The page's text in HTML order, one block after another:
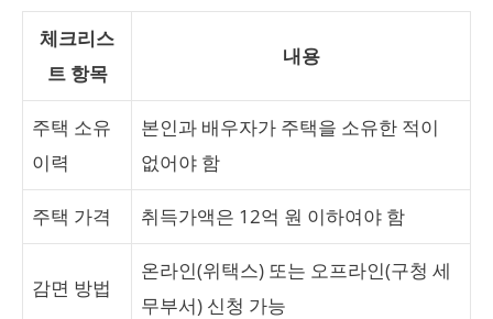
체크리스
트 항목
내용
주택 소유
이력
본인과 배우자가 주택을 소유한 적이
없어야 함
주택 가격 취득가액은 12억 원 이하여야 함
감면 방법
온라인(위택스) 또는 오프라인(구청 세
무부서) 신청 가능